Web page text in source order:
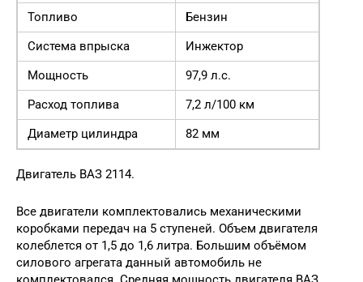
Топливо
Бензин
Система впрыска
Инжектор
Мощность
97,9 л.с.
Расход топлива
7,2 л/100 км
Диаметр цилиндра
82 мм
Двигатель ВАЗ 2114.
Все двигатели комплектовались механическими
коробками передач на 5 ступеней. Объем двигателя
колеблется от 1,5 до 1,6 литра. Большим объёмом
силового агрегата данный автомобиль не